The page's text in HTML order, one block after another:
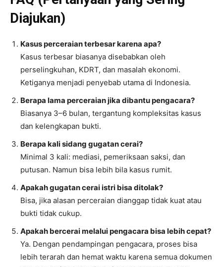
Diajukan)
Kasus perceraian terbesar karena apa?
Kasus terbesar biasanya disebabkan oleh
perselingkuhan, KDRT, dan masalah ekonomi.
Ketiganya menjadi penyebab utama di Indonesia.
Berapa lama perceraian jika dibantu pengacara?
Biasanya 3–6 bulan, tergantung kompleksitas kasus
dan kelengkapan bukti.
Berapa kali sidang gugatan cerai?
Minimal 3 kali: mediasi, pemeriksaan saksi, dan
putusan. Namun bisa lebih bila kasus rumit.
Apakah gugatan cerai istri bisa ditolak?
Bisa, jika alasan perceraian dianggap tidak kuat atau
bukti tidak cukup.
Apakah bercerai melalui pengacara bisa lebih cepat?
Ya. Dengan pendampingan pengacara, proses bisa
lebih terarah dan hemat waktu karena semua dokumen